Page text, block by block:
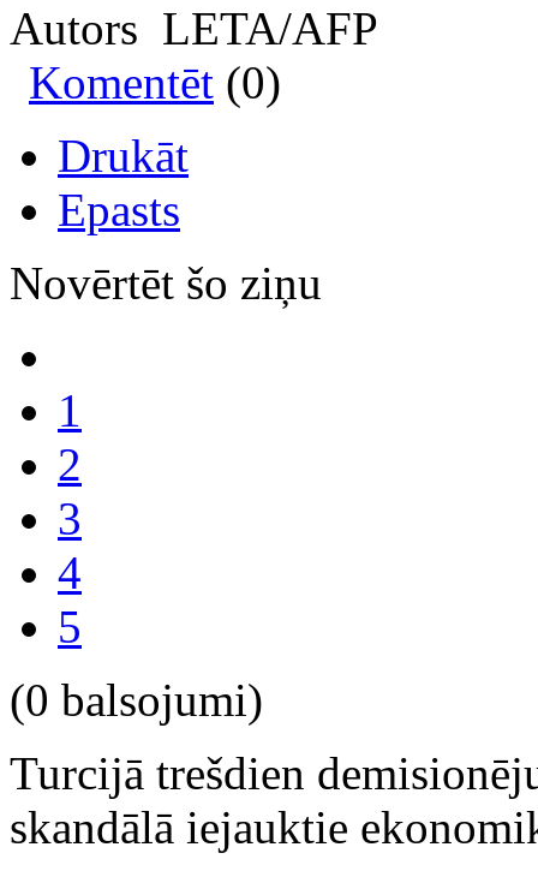
Autors LETA/AFP
Komentēt (0)
Drukāt
Epasts
Novērtēt šo ziņu
1
2
3
4
5
(0 balsojumi)
Turcijā trešdien
skandālā iejauktie